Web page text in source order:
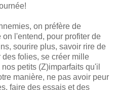
on préfère de
l'entend, pour profiter de
sourire plus, savoir rire de
des folies, se créer mille
petits (Z)imparfaits qu'il
manière, ne pas avoir peur
faire des essais et des